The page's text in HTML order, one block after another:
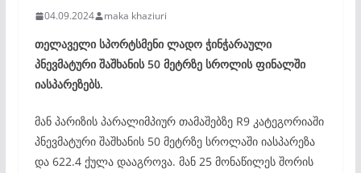
04.09.2024 maka khaziuri
თელაველი სპორტსმენი ლადო ჭინჭარაული
პნევმატური შაშხანის 50 მეტრზე სროლის ფინალში
იასპარეზებს.
მან პარიზის პარალიმპიურ თამაშებზე R9 კატეგორიაში
პნევმატური შაშხანის 50 მეტრზე სროლაში იასპარეზა
და 622.4 ქულა დააგროვა. მან 25 მონაწილეს შორის